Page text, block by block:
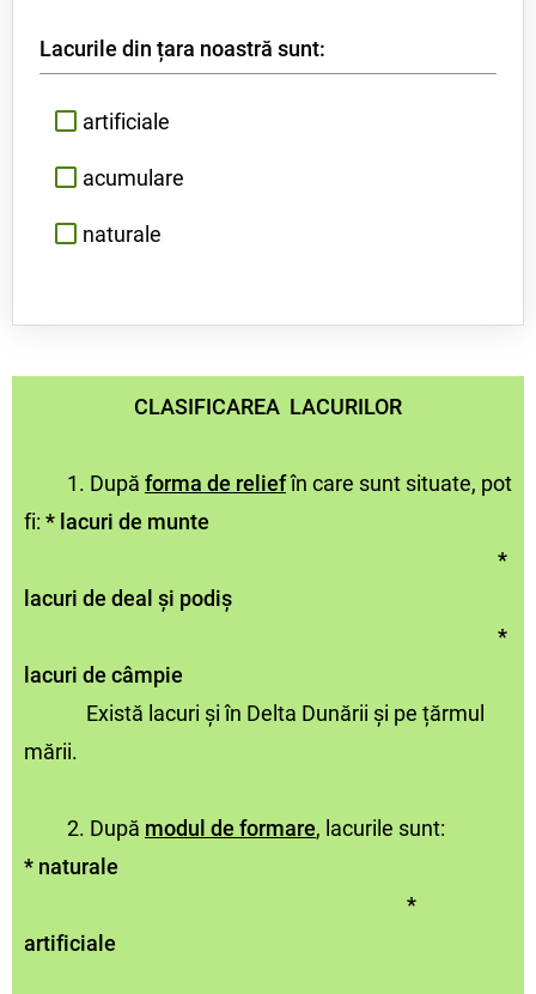
Lacurile din țara noastră sunt:
artificiale
acumulare
naturale
CLASIFICAREA LACURILOR
1. După forma de reliefîn care sunt situate, pot
fi: * lacuri de munte
*
lacuri de deal și podiș
*
lacuri de câmpie
Există lacuri și în Delta Dunării și pe țărmul
mării.
2. După modul de formare, lacurile sunt:
* naturale
*
artificiale